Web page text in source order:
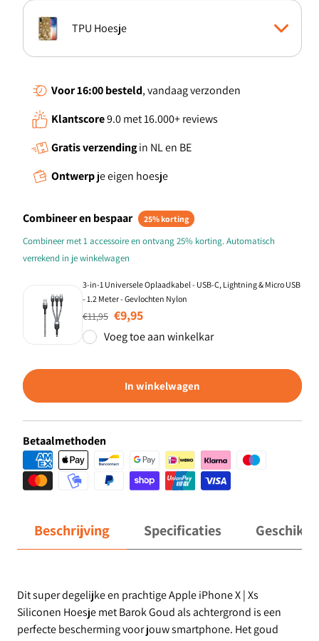
TPU Hoesje
Boekhoesje
Standcase Hoesje
TPU Case anti-shock
Voor 16:00besteld, vandaag verzonden
Klantscore9.0 met 16.000+ reviews
Gratis verzendingin NL en BE
Ontwerpje eigen hoesje
Combineer en bespaar 25% korting
Combineer met 1 accessoire en ontvang 25% korting. Automatisch
verrekend in je winkelwagen
3-in-1 Universele Oplaadkabel - USB-C, Lightning & Micro USB
- 1.2 Meter - Gevlochten Nylon
Normale prijs
€11,95 Aanbiedingsprijs
€9,95
Voeg toe aan winkelkar
In winkelwagen
Betaalmethoden
Beschrijving Specificaties Geschikt
Dit super degelijke en prachtige Apple iPhone X | Xs
Siliconen Hoesje met Barok Goud als achtergrond is een
perfecte bescherming voor jouw smartphone. Het goud